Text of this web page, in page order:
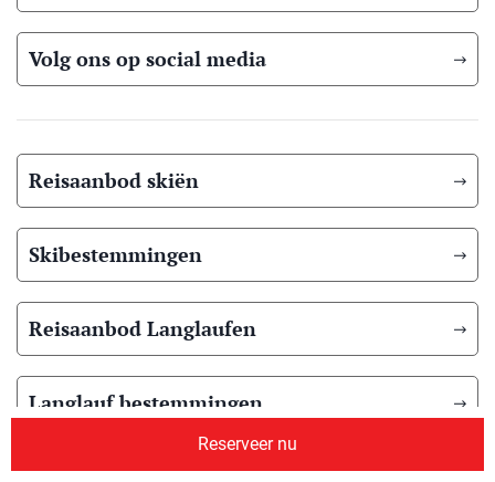
Reserveer nu
Volg ons op social media
Reisaanbod skiën
Skibestemmingen
Reisaanbod Langlaufen
Langlauf bestemmingen
Reisaanbod zomer